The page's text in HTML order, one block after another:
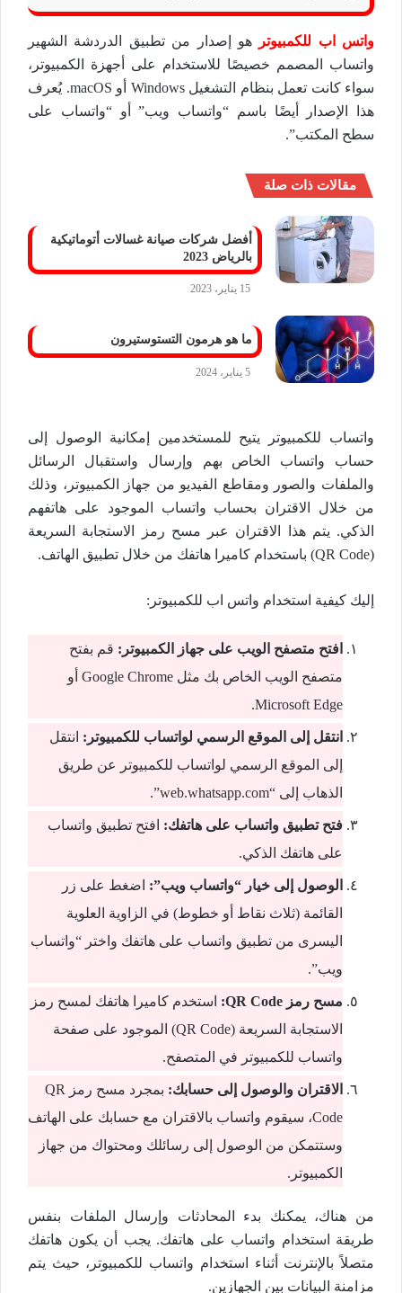
واتس اب للكمبيوتر
هو إصدار من تطبيق الدردشة الشهير
واتساب المصمم خصيصًا للاستخدام على أجهزة الكمبيوتر،
سواء كانت تعمل بنظام التشغيل Windows أو macOS. يُعرف
هذا الإصدار أيضًا باسم “واتساب ويب” أو “واتساب على
سطح المكتب”.
مقالات ذات صلة
أفضل شركات صيانة غسالات أتوماتيكية
بالرياض 2023
15 يناير، 2023
ما هو هرمون التستوستيرون
5 يناير، 2024
واتساب للكمبيوتر يتيح للمستخدمين إمكانية الوصول إلى
حساب واتساب الخاص بهم وإرسال واستقبال الرسائل
والملفات والصور ومقاطع الفيديو من جهاز الكمبيوتر، وذلك
من خلال الاقتران بحساب واتساب الموجود على هاتفهم
الذكي. يتم هذا الاقتران عبر مسح رمز الاستجابة السريعة
(QR Code) باستخدام كاميرا هاتفك من خلال تطبيق الهاتف.
إليك كيفية استخدام واتس اب للكمبيوتر:
افتح متصفح الويب على جهاز الكمبيوتر: قم بفتح
متصفح الويب الخاص بك مثل Google Chrome أو
Microsoft Edge.
انتقل إلى الموقع الرسمي لواتساب للكمبيوتر: انتقل
إلى الموقع الرسمي لواتساب للكمبيوتر عن طريق
الذهاب إلى “web.whatsapp.com”.
فتح تطبيق واتساب على هاتفك: افتح تطبيق واتساب
على هاتفك الذكي.
الوصول إلى خيار “واتساب ويب”: اضغط على زر
القائمة (ثلاث نقاط أو خطوط) في الزاوية العلوية
اليسرى من تطبيق واتساب على هاتفك واختر “واتساب
ويب”.
مسح رمز QR Code:
استخدم كاميرا هاتفك لمسح رمز
الاستجابة السريعة (QR Code) الموجود على صفحة
واتساب للكمبيوتر في المتصفح.
الاقتران والوصول إلى حسابك:
بمجرد مسح رمز QR
Code، سيقوم واتساب بالاقتران مع حسابك على الهاتف
وستتمكن من الوصول إلى رسائلك ومحتواك من جهاز
الكمبيوتر.
من هناك، يمكنك بدء المحادثات وإرسال الملفات بنفس
طريقة استخدام واتساب على هاتفك. يجب أن يكون هاتفك
متصلاً بالإنترنت أثناء استخدام واتساب للكمبيوتر، حيث يتم
مزامنة البيانات بين الجهازين.